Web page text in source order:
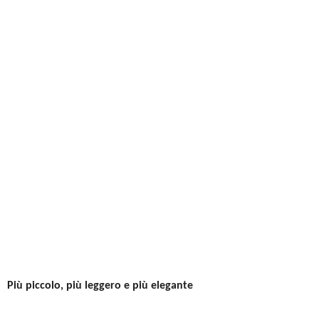
Più piccolo, più leggero e più elegante